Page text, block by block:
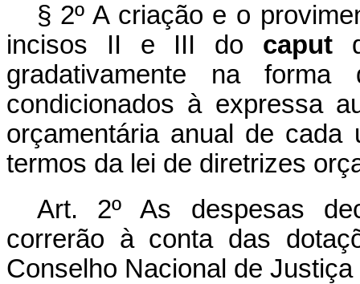
§ 2º A criação e o
incisos II e III do caput
gradativamente na
condicionados à expressa
orçamentária anual de cada
termos da lei de diretrizes
Art. 2º As despesas
correrão à conta das
Conselho Nacional de